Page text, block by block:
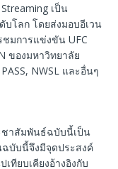
เป็น
โลก โดยส่งมอบอีเวน
มการแข่งขัน UFC
ของมหาวิทยาลัย
NWSL และอื่นๆ
ชาสัมพันธ์ฉบับนี้เป็น
บับนี้จึงมีจุดประสงค์
ทียบเคียงอ้างอิงกับ